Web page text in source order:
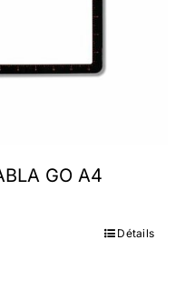
GO A4
Détails